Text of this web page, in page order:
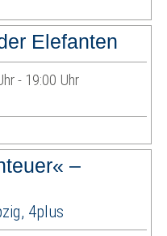
Elefanten
- 19:00 Uhr
–
4plus